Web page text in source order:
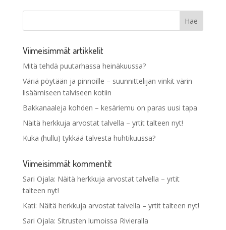
Viimeisimmät artikkelit
Mitä tehdä puutarhassa heinäkuussa?
Väriä pöytään ja pinnoille – suunnittelijan vinkit värin
lisäämiseen talviseen kotiin
Bakkanaaleja kohden – kesäriemu on paras uusi tapa
Näitä herkkuja arvostat talvella – yrtit talteen nyt!
Kuka (hullu) tykkää talvesta huhtikuussa?
Viimeisimmät kommentit
Sari Ojala: Näitä herkkuja arvostat talvella – yrtit
talteen nyt!
Kati: Näitä herkkuja arvostat talvella – yrtit talteen nyt!
Sari Ojala: Sitrusten lumoissa Rivieralla